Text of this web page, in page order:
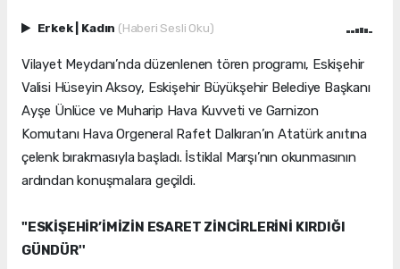
Erkek Kadın (Haberi Sesli Oku)
Vilayet Meydanı’nda düzenlenen tören programı, Eskişehir
Valisi Hüseyin Aksoy, Eskişehir Büyükşehir Belediye Başkanı
Ayşe Ünlüce ve Muharip Hava Kuvveti ve Garnizon
Komutanı Hava Orgeneral Rafet Dalkıran’ın Atatürk anıtına
çelenk bırakmasıyla başladı. İstiklal Marşı’nın okunmasının
ardından konuşmalara geçildi.
"ESKİŞEHİR’İMİZİN ESARET ZİNCİRLERİNİ KIRDIĞI
GÜNDÜR''